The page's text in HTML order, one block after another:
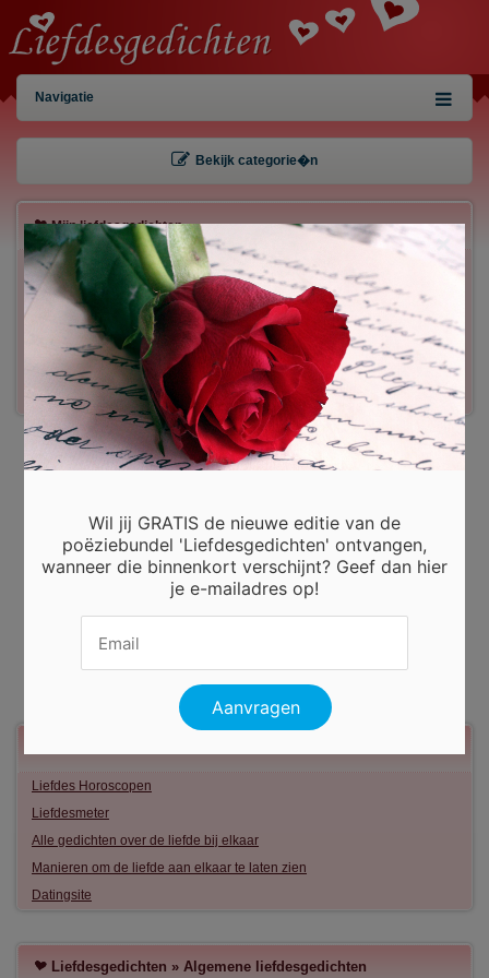
Navigatie
Bekijk categorie�n
Mijn liefdesgedichten
Gebruiker:
Wachtwoord:
Inloggen!
Registreren Gegevens kwijt?
Liefdes Horoscopen
Liefdesmeter
Alle gedichten over de liefde bij elkaar
Manieren om de liefde aan elkaar te laten zien
Datingsite
Liefdesgedichten » Algemene liefdesgedichten
Wil jij GRATIS de nieuwe editie van de
poëziebundel 'Liefdesgedichten' ontvangen,
wanneer die binnenkort verschijnt? Geef dan hier
je e-mailadres op!